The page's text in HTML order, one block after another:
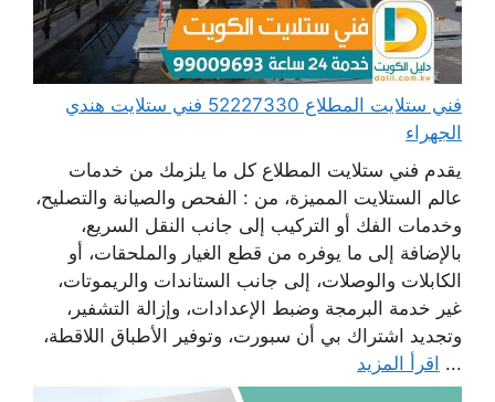
فني ستلايت المطلاع 52227330 فني ستلايت هندي
الجهراء
يقدم فني ستلايت المطلاع كل ما يلزمك من خدمات
عالم الستلايت المميزة، من : الفحص والصيانة والتصليح،
وخدمات الفك أو التركيب إلى جانب النقل السريع،
بالإضافة إلى ما يوفره من قطع الغيار والملحقات، أو
الكابلات والوصلات، إلى جانب الستاندات والريموتات،
غير خدمة البرمجة وضبط الإعدادات، وإزالة التشفير،
وتجديد اشتراك بي أن سبورت، وتوفير الأطباق اللاقطة،
... اقرأ المزيد